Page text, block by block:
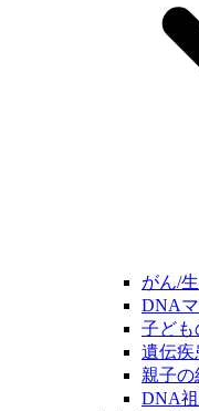
がん/
DNA
子ども
遺伝疾
親子の
DNA